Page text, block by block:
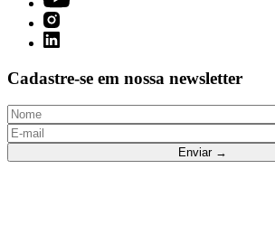
Cadastre-se em nossa newsletter